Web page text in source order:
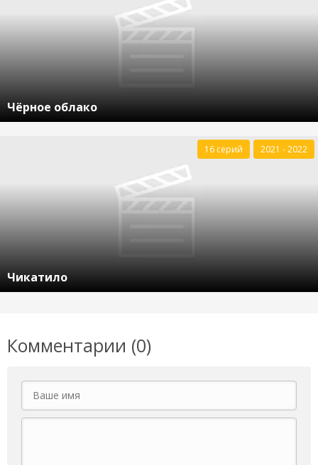
Чёрное облако
Чикатило
16 серий 2021 - 2022
Комментарии (0)